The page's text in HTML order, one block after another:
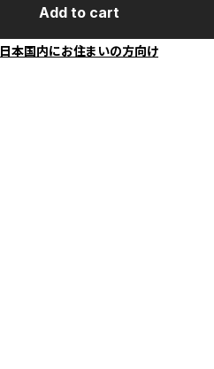
Add to cart
日本国内にお住まいの方向け